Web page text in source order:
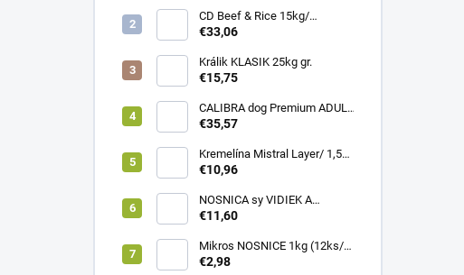
CD Beef & Rice 15kg/
Superpremium food
€33,06
Králik KLASIK 25kg gr.
€15,75
CALIBRA dog Premium ADULT
LARGE 12kg
€35,57
Kremelína Mistral Layer/ 1,5
kg vedro
€10,96
NOSNICA sy VIDIEK A
TRADÍCIA 20kg (1paleta/
€11,60
Mikros NOSNICE 1kg (12ks/
1kartón)
€2,98